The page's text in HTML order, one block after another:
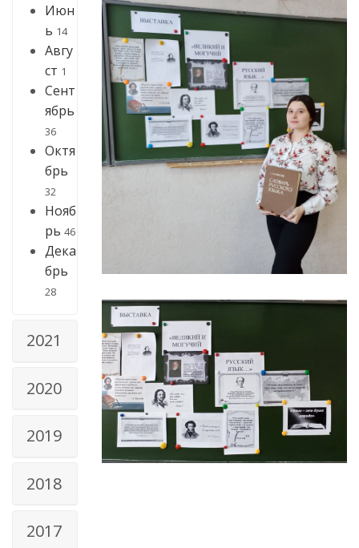
Июн
ь 14
Авгу
ст 1
Сент
ябрь
36
Октя
брь
32
Нояб
рь 46
Дека
брь
28
2021
2020
2019
2018
2017